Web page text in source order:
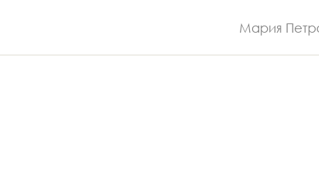
Мария